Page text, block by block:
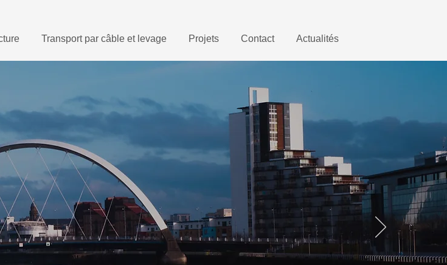
Transport par câble et levage Projets Contact Actualités